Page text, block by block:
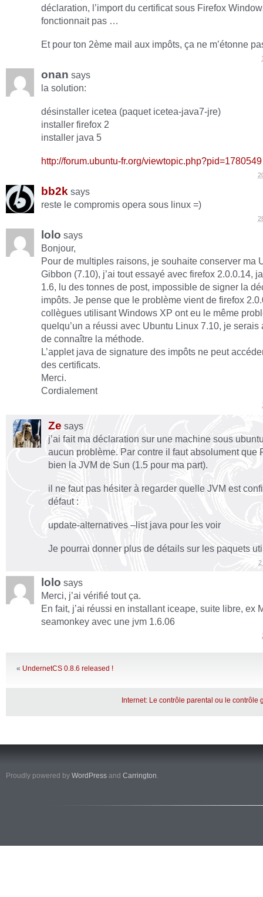
déclaration, l’import du certificat sous Firefox
fonctionnait pas …
Et pour ton 2ème mail aux impôts, ça ne m’étonne
onan says
la solution:
désinstaller icetea (paquet icetea-java7-jre)
installer firefox 2
installer java 5
http://forum.ubuntu-fr.org/viewtopic.php?pid=1780549
bb2k says
reste le compromis opera sous linux =)
lolo says
Bonjour,
Pour de multiples raisons, je souhaite conserver ma
Gibbon (7.10), j’ai tout essayé avec firefox 2.0.0.14,
1.6, lu des tonnes de post, impossible de signer la
impôts. Je pense que le problème vient de firefox
collègues utilisant Windows XP ont eu le même
quelqu’un a réussi avec Ubuntu Linux 7.10, je serais
de connaître la méthode.
L’applet java de signature des impôts ne peut
des certificats.
Merci.
Cordialement
Ze says
j’ai fait ma déclaration sur une machine sous
aucun problème. Par contre il faut absolument que
bien la JVM de Sun (1.5 pour ma part).
il ne faut pas hésiter à regarder quelle JVM est
défaut :
update-alternatives –list java pour les voir
Je pourrai donner plus de détails sur les paquets
2
lolo says
Merci, j’ai vérifié tout ça.
En fait, j’ai réussi en installant iceape, suite libre, ex
seamonkey avec une jvm 1.6.06
« UndernetCS 0.8.6 released !
Internet: Le contrôle parental ou le contrôle
Proudly powered by WordPress and Carrington.